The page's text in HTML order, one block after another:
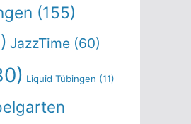
(155)
JazzTime (60)
Liquid Tübingen (11)